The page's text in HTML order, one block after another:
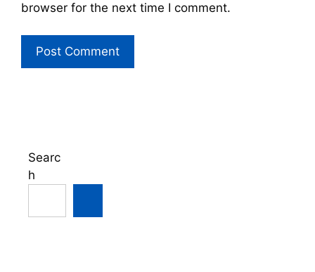
browser for the next time I comment.
Searc
h